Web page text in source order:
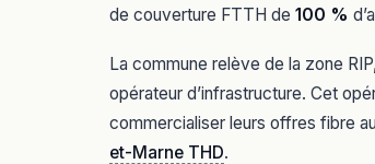
de couverture FTTH de 100 %
La commune relève de la zone
opérateur d’infrastructure. Cet
commercialiser leurs offres fibre
et-Marne THD.